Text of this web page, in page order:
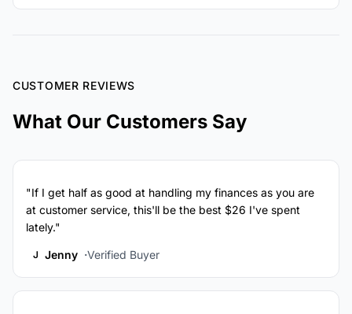
CUSTOMER REVIEWS
What Our Customers Say
"If I get half as good at handling my finances as you are
at customer service, this'll be the best $26 I've spent
lately."
J Jenny Verified Buyer